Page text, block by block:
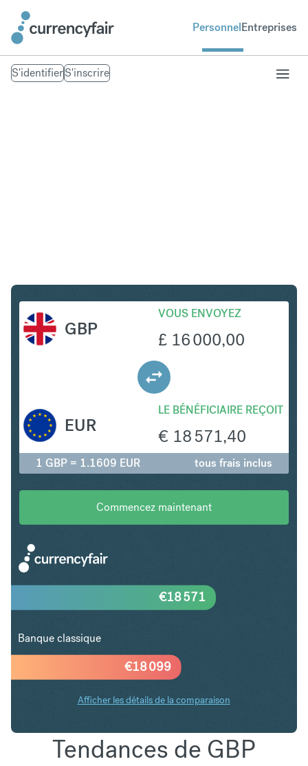
PersonnelEntreprises
S'identifierS'inscrire
GBP
VOUS ENVOYEZ
£ 16 000,00
LE BÉNÉFICIAIRE REÇOIT
€ 18 571,40
EUR
1 GBP = 1.1609 EUR tous frais inclus
Commencez maintenant
€18 099
€18 571
Banque classique
Afficher les détails de la comparaison
Tendances de GBP